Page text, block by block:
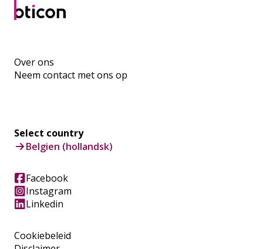
Over ons
Neem contact met ons op
Cookiebeleid
Select country
Belgien (hollandsk)
Facebook
Instagram
Linkedin